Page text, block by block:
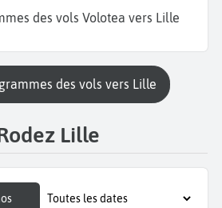
des vols Volotea vers Lille
des vols vers Lille
Lille